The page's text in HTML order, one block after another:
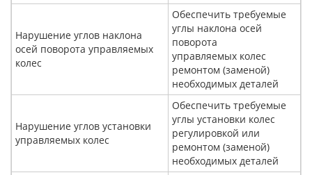
Нарушение углов наклона
осей поворота управляемых
колес
Обеспечить требуемые
углы наклона осей
поворота
управляемых колес
ремонтом (заменой)
необходимых деталей
Нарушение углов установки
управляемых колес
Обеспечить требуемые
углы установки колес
регулировкой или
ремонтом (заменой)
необходимых деталей